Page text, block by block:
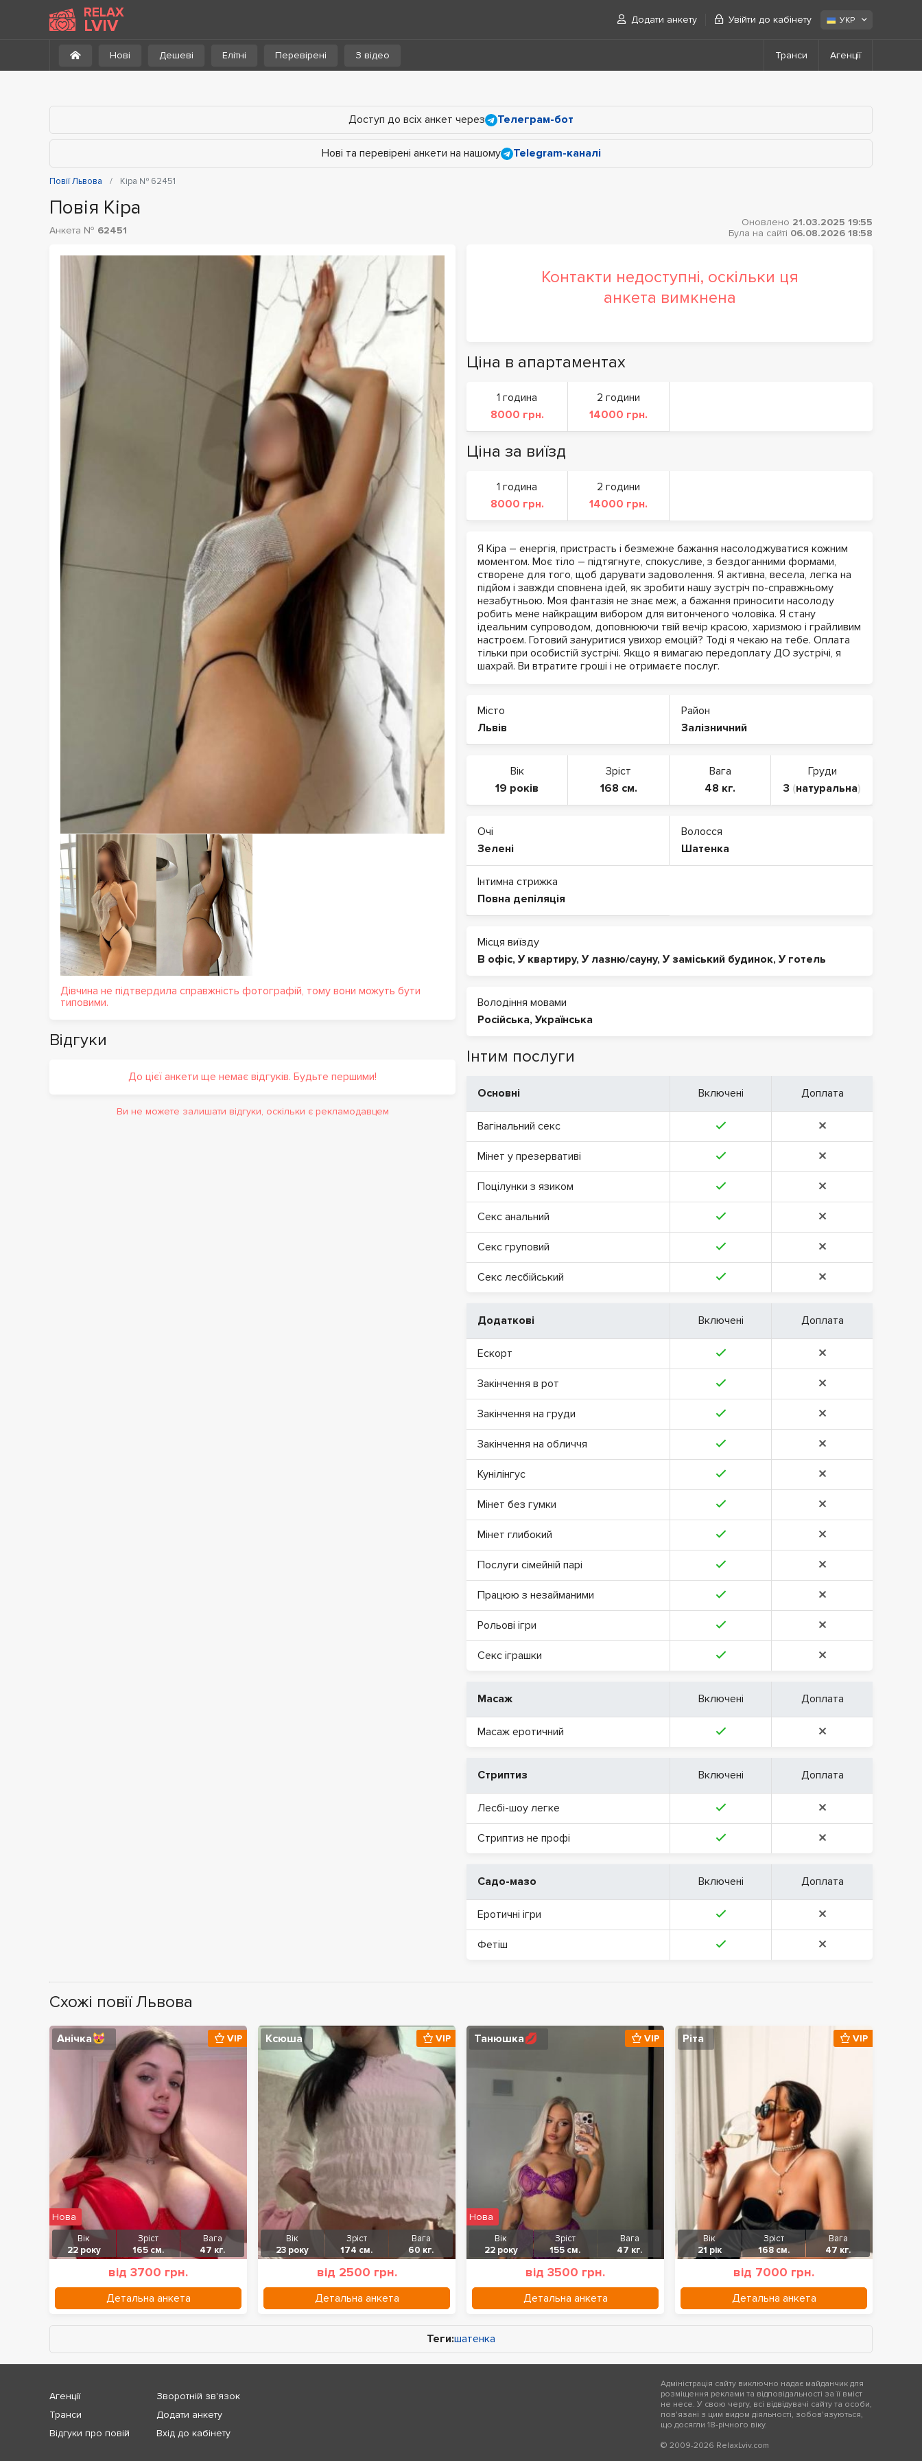
RELAX
LVIV Додати анкету Увійти до кабінету УКР
Нові Дешеві Елітні Перевірені З відео Транси Агенції
Доступ до всіх анкет через Телеграм-бот
Нові та перевірені анкети на нашому Telegram-каналі
Повії Львова Кіра № 62451
Повія Кіра
Анкета № 62451
Оновлено 21.03.2025 19:55
Була на сайті 06.08.2026 18:58
Контакти недоступні, оскільки ця
анкета вимкнена
Дівчина не підтвердила справжність фотографій, тому вони можуть бути
типовими.
Ціна в апартаментах
1 година
8000 грн.
2 години
14000 грн.
Ціна за виїзд
1 година
8000 грн.
2 години
14000 грн.
Я Кіра – енергія, пристрасть і безмежне бажання насолоджуватися кожним
моментом. Моє тіло – підтягнуте, спокусливе, з бездоганними формами,
створене для того, щоб дарувати задоволення. Я активна, весела, легка на
підйом і завжди сповнена ідей, як зробити нашу зустріч по-справжньому
незабутньою. Моя фантазія не знає меж, а бажання приносити насолоду
робить мене найкращим вибором для витонченого чоловіка. Я стану
ідеальним супроводом, доповнюючи твій вечір красою, харизмою і грайливим
настроєм. Готовий зануритися увихор емоцій? Тоді я чекаю на тебе. Оплата
тільки при особистій зустрічі. Якщо я вимагаю передоплату ДО зустрічі, я
шахрай. Ви втратите гроші і не отримаєте послуг.
Місто
Львів
Район
Залізничний
Вік
19 років
Зріст
168 см.
Вага
48 кг.
Груди
3 (натуральна)
Очі
Зелені
Волосся
Шатенка
Інтимна стрижка
Повна депіляція
Місця виїзду
В офіс, У квартиру, У лазню/сауну, У заміський будинок, У готель
Володіння мовами
Російська, Українська
Інтим послуги
Основні Включені Доплата
Вагінальний секс
Мінет у презервативі
Поцілунки з язиком
Секс анальний
Секс груповий
Секс лесбійський
Додаткові Включені Доплата
Ескорт
Закінчення в рот
Закінчення на груди
Закінчення на обличчя
Кунілінгус
Мінет без гумки
Мінет глибокий
Послуги сімейній парі
Працюю з незайманими
Рольові ігри
Секс іграшки
Масаж Включені Доплата
Масаж еротичний
Стриптиз Включені Доплата
Лесбі-шоу легке
Стриптиз не профі
Садо-мазо Включені Доплата
Еротичні ігри
Фетіш
Відгуки
До цієї анкети ще немає відгуків. Будьте першими!
Ви не можете залишати відгуки, оскільки є рекламодавцем
Схожі повії Львова
Анічка😻
Вік
22 року
Зріст
165 см.
Вага
47 кг.
від 3700 грн.
Детальна анкета
VIP
Нова
Ксюша
Вік
23 року
Зріст
174 см.
Вага
60 кг.
від 2500 грн.
Детальна анкета
VIP Танюшка💋
Вік
22 року
Зріст
155 см.
Вага
47 кг.
від 3500 грн.
Детальна анкета
VIP
Нова
Ріта
Вік
21 рік
Зріст
168 см.
Вага
47 кг.
від 7000 грн.
Детальна анкета
VIP
Теги:шатенка
Агенції
Транси
Відгуки про повій
Зворотній зв'язок
Додати анкету
Вхід до кабінету
Адміністрація сайту виключно надає майданчик для
розміщення реклами та відповідальності за її вміст
не несе. У свою чергу, всі відвідувачі сайту та особи,
пов'язані з цим видом діяльності, зобов'язуються,
що досягли 18-річного віку.
© 2009-2026 RelaxLviv.com